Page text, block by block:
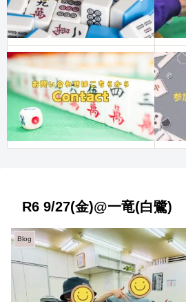
R6 9/27(金)@一竜(白鷺)
Blog